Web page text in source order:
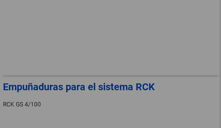
Empuñaduras para el sistema RCK
RCK GS 4/100